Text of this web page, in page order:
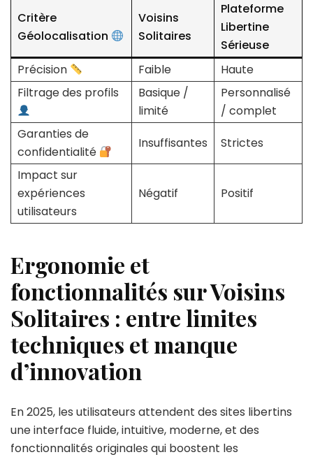
Critère
Géolocalisation
Voisins
Solitaires
Plateforme
Libertine
Sérieuse
Précision
Faible
Haute
Filtrage des profils
Basique /
limité
Personnalisé
/ complet
Garanties de
confidentialité
Insuffisantes
Strictes
Impact sur
expériences
utilisateurs
Négatif Positif
Ergonomie et
fonctionnalités sur Voisins
Solitaires : entre limites
techniques et manque
d’innovation
En 2025, les utilisateurs attendent des sites libertins
une interface fluide, intuitive, moderne, et des
fonctionnalités originales qui boostent les